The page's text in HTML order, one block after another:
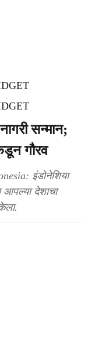
सन्मान;
गौरव
इंडोनेशिया
आपल्या देशाचा